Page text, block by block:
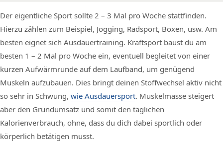
Der eigentliche Sport sollte 2 – 3 Mal pro Woche stattfinden.
Hierzu zählen zum Beispiel, Jogging, Radsport, Boxen, usw. Am
besten eignet sich Ausdauertraining. Kraftsport baust du am
besten 1 – 2 Mal pro Woche ein, eventuell begleitet von einer
kurzen Aufwärmrunde auf dem Laufband, um genügend
Muskeln aufzubauen. Dies bringt deinen Stoffwechsel aktiv nicht
so sehr in Schwung, wie Ausdauersport. Muskelmasse steigert
aber den Grundumsatz und somit den täglichen
Kalorienverbrauch, ohne, dass du dich dabei sportlich oder
körperlich betätigen musst.